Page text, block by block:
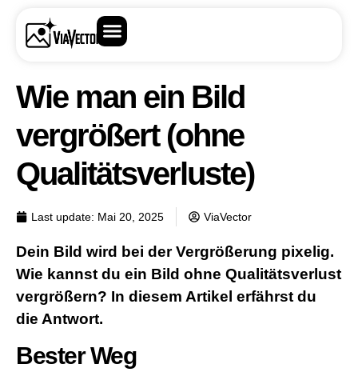
Wie man ein Bild
vergrößert (ohne
Qualitätsverluste)
Last update: Mai 20, 2025 ViaVector
Dein Bild wird bei der Vergrößerung pixelig.
Wie kannst du ein Bild ohne Qualitätsverlust
vergrößern? In diesem Artikel erfährst du
die Antwort.
Bester Weg